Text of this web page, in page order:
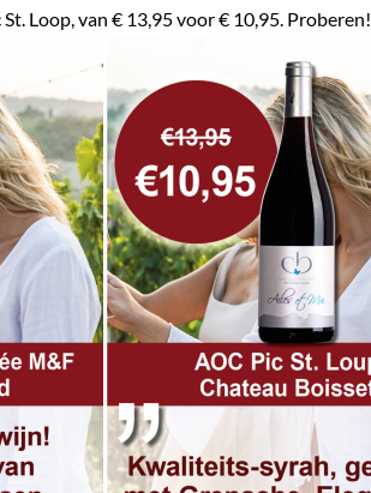
Loop, van € 13,95 voor € 10,95. Proberen!